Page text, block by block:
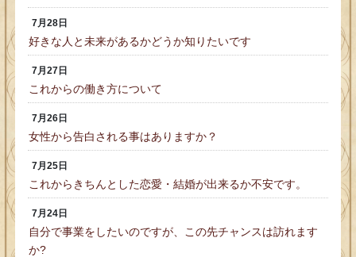
7月28日
好きな人と未来があるかどうか知りたいです
7月27日
これからの働き方について
7月26日
女性から告白される事はありますか？
7月25日
これからきちんとした恋愛・結婚が出来るか不安です。
7月24日
自分で事業をしたいのですが、この先チャンスは訪れます
か?